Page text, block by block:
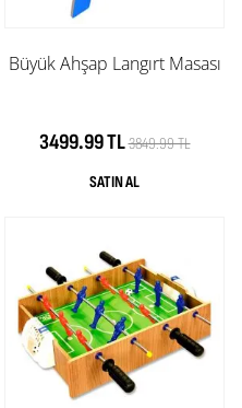
Büyük Ahşap Langırt Masası
3499.99 TL3849.99 TL